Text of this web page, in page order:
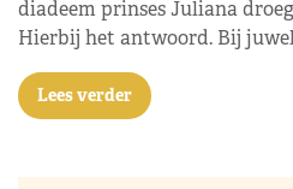
diadeem prinses Juliana
Hierbij het antwoord. Bij
Lees verder